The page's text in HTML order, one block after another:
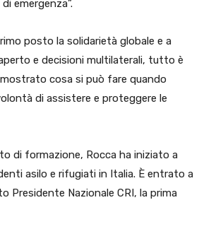
emergenza”.
posto la solidarietà globale e a
e decisioni multilaterali, tutto è
cosa si può fare quando
di assistere e proteggere le
di formazione, Rocca ha iniziato a
asilo e rifugiati in Italia. È entrato a
Presidente Nazionale CRI, la prima